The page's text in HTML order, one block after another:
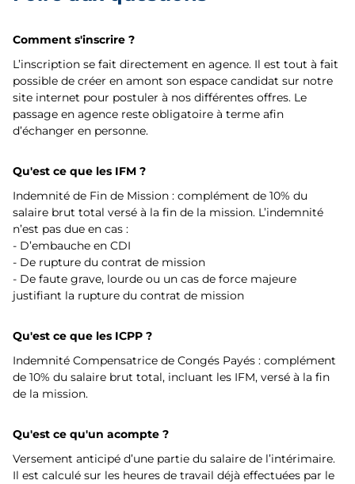
Comment s'inscrire ?
L’inscription se fait directement en agence. Il est tout à fait
possible de créer en amont son espace candidat sur notre
site internet pour postuler à nos différentes offres. Le
passage en agence reste obligatoire à terme afin
d’échanger en personne.
Qu'est ce que les IFM ?
Indemnité de Fin de Mission : complément de 10% du
salaire brut total versé à la fin de la mission. L’indemnité
n’est pas due en cas :
- D’embauche en CDI
- De rupture du contrat de mission
- De faute grave, lourde ou un cas de force majeure
justifiant la rupture du contrat de mission
Qu'est ce que les ICPP ?
Indemnité Compensatrice de Congés Payés : complément
de 10% du salaire brut total, incluant les IFM, versé à la fin
de la mission.
Qu'est ce qu'un acompte ?
Versement anticipé d’une partie du salaire de l’intérimaire.
Il est calculé sur les heures de travail déjà effectuées par le